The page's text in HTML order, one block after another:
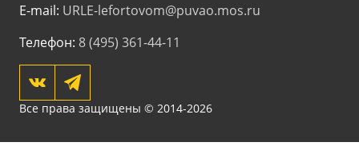
E-mail: URLE-lefortovom@puvao.mos.ru
Телефон: 8 (495) 361-44-11
Все права защищены © 2014-2026